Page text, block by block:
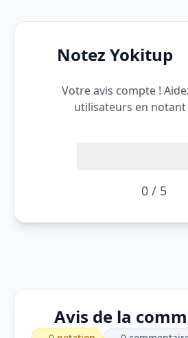
Notez Yokitup
Votre avis compte !
utilisateurs en
0 / 5
Avis de la